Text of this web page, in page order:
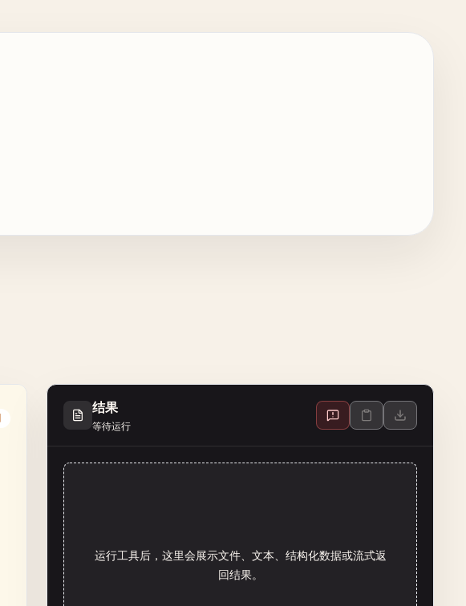
结果
等待运行
运行工具后，这里会展示文件、文本、结构化数据或流式返
回结果。